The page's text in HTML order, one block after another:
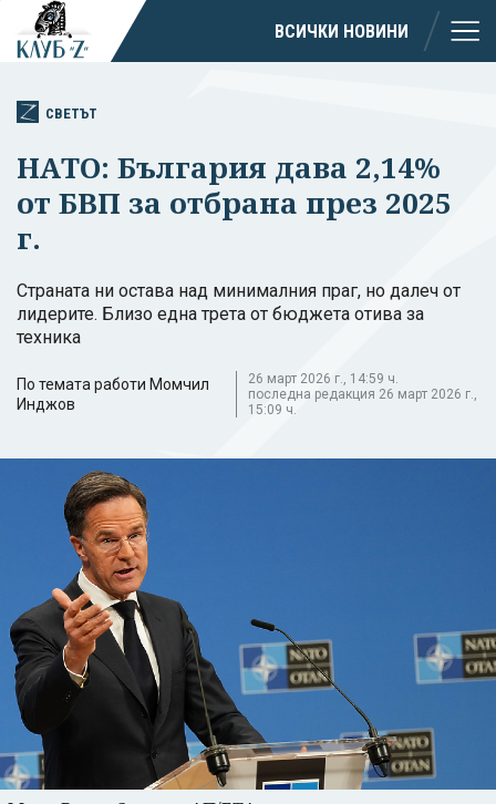
ВСИЧКИ НОВИНИ
СВЕТЪТ
НАТО: България дава 2,14%
от БВП за отбрана през 2025
г.
Страната ни остава над минималния праг, но далеч от
лидерите. Близо една трета от бюджета отива за
техника
По темата работи Момчил
Инджов
26 март 2026 г., 14:59 ч.
последна редакция 26 март 2026 г.,
15:09 ч.